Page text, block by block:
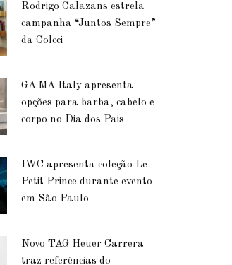
Rodrigo Calazans estrela
campanha “Juntos Sempre”
da Colcci
GA.MA Italy apresenta
opções para barba, cabelo e
corpo no Dia dos Pais
IWC apresenta coleção Le
Petit Prince durante evento
em São Paulo
Novo TAG Heuer Carrera
traz referências do